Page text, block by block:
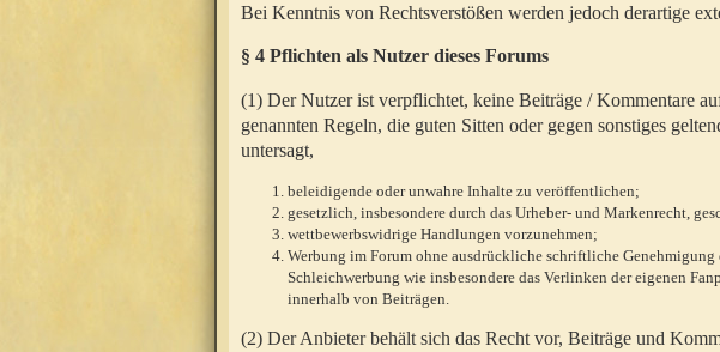
Bei Kenntnis von Rechtsverstößen werden jedoch derartige
§ 4 Pflichten als Nutzer dieses Forums
(1) Der Nutzer ist verpflichtet, keine Beiträge / Kommentare
genannten Regeln, die guten Sitten oder gegen sonstiges
untersagt,
beleidigende oder unwahre Inhalte zu veröffentlichen;
gesetzlich, insbesondere durch das Urheber- und Markenrecht,
wettbewerbswidrige Handlungen vorzunehmen;
Werbung im Forum ohne ausdrückliche schriftliche
Schleichwerbung wie insbesondere das Verlinken der eigenen
innerhalb von Beiträgen.
(2) Der Anbieter behält sich das Recht vor, Beiträge und